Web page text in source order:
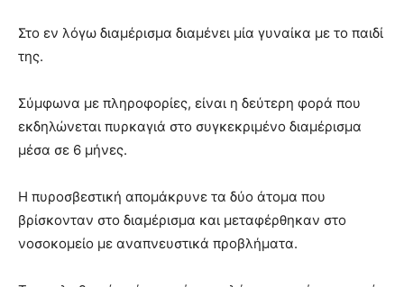
Στο εν λόγω διαμέρισμα διαμένει μία γυναίκα με το παιδί
της.
Σύμφωνα με πληροφορίες, είναι η δεύτερη φορά που
εκδηλώνεται πυρκαγιά στο συγκεκριμένο διαμέρισμα
μέσα σε 6 μήνες.
Η πυροσβεστική απομάκρυνε τα δύο άτομα που
βρίσκονταν στο διαμέρισμα και μεταφέρθηκαν στο
νοσοκομείο με αναπνευστικά προβλήματα.